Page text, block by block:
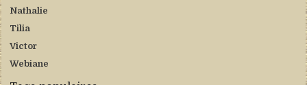
Nathalie
Tilia
Victor
Webiane